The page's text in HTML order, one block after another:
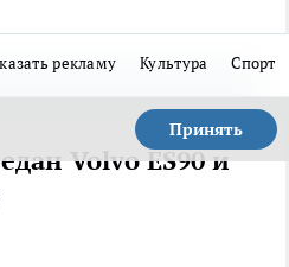
рекламу Культура Спорт
Принять
Volvo ES90 и